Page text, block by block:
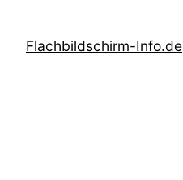
springenFlachbildschirm-Info.de